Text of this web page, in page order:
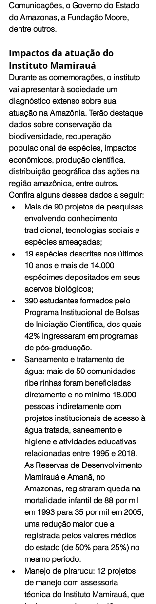
Comunicações, o Governo do Estado
do Amazonas, a Fundação Moore,
dentre outros.
Impactos da atuação do
Instituto Mamirauá
Durante as comemorações, o instituto
vai apresentar à sociedade um
diagnóstico extenso sobre sua
atuação na Amazônia. Terão destaque
dados sobre conservação da
biodiversidade, recuperação
populacional de espécies, impactos
econômicos, produção científica,
distribuição geográfica das ações na
região amazônica, entre outros.
Confira alguns desses dados a seguir:
Mais de 90 projetos de pesquisas
envolvendo conhecimento
tradicional, tecnologias sociais e
espécies ameaçadas;
19 espécies descritas nos últimos
10 anos e mais de 14.000
espécimes depositados em seus
acervos biológicos;
390 estudantes formados pelo
Programa Institucional de Bolsas
de Iniciação Científica, dos quais
42% ingressaram em programas
de pós-graduação.
Saneamento e tratamento de
água: mais de 50 comunidades
ribeirinhas foram beneficiadas
diretamente e no mínimo 18.000
pessoas indiretamente com
projetos institucionais de acesso à
água tratada, saneamento e
higiene e atividades educativas
relacionadas entre 1995 e 2018.
As Reservas de Desenvolvimento
Mamirauá e Amanã, no
Amazonas, registraram queda na
mortalidade infantil de 88 por mil
em 1993 para 35 por mil em 2005,
uma redução maior que a
registrada pelos valores médios
do estado (de 50% para 25%) no
mesmo período.
Manejo de pirarucu: 12 projetos
de manejo com assessoria
técnica do Instituto Mamirauá, que